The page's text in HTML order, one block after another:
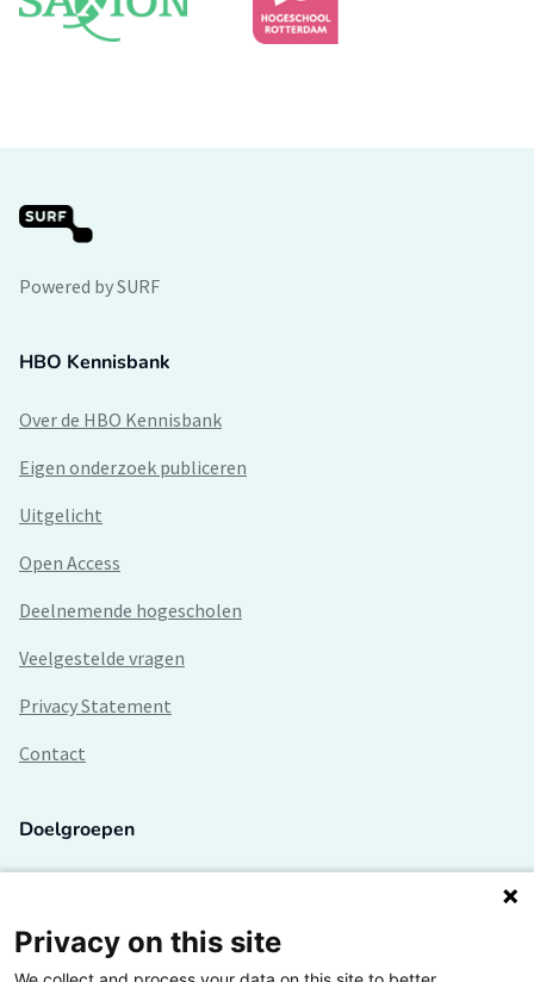
Powered by SURF
HBO Kennisbank
Over de HBO Kennisbank
Eigen onderzoek publiceren
Uitgelicht
Open Access
Deelnemende hogescholen
Veelgestelde vragen
Privacy Statement
Contact
Doelgroepen
Lectoren en onderzoekers
Privacy on this site